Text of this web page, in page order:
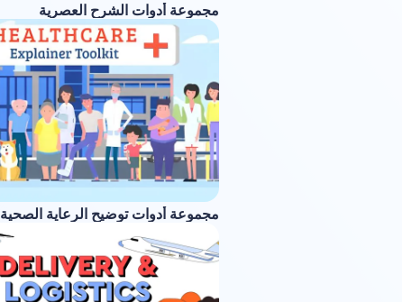
مجموعة أدوات الشرح العصرية
مجموعة أدوات توضيح الرعاية الصحية